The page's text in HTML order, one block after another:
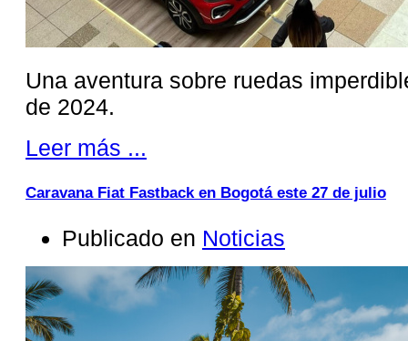
Una aventura sobre ruedas
de 2024.
Leer más ...
Caravana Fiat Fastback en Bogotá este 27 de julio
Publicado en Noticias